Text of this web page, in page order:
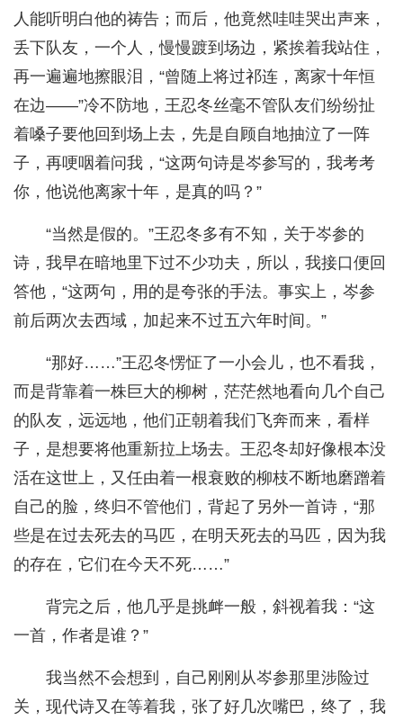
人能听明白他的祷告；而后，他竟然哇哇哭出声来，
丢下队友，一个人，慢慢踱到场边，紧挨着我站住，
再一遍遍地擦眼泪，“曾随上将过祁连，离家十年恒
在边——”冷不防地，王忍冬丝毫不管队友们纷纷扯
着嗓子要他回到场上去，先是自顾自地抽泣了一阵
子，再哽咽着问我，“这两句诗是岑参写的，我考考
你，他说他离家十年，是真的吗？”
“当然是假的。”王忍冬多有不知，关于岑参的
诗，我早在暗地里下过不少功夫，所以，我接口便回
答他，“这两句，用的是夸张的手法。事实上，岑参
前后两次去西域，加起来不过五六年时间。”
“那好……”王忍冬愣怔了一小会儿，也不看我，
而是背靠着一株巨大的柳树，茫茫然地看向几个自己
的队友，远远地，他们正朝着我们飞奔而来，看样
子，是想要将他重新拉上场去。王忍冬却好像根本没
活在这世上，又任由着一根衰败的柳枝不断地磨蹭着
自己的脸，终归不管他们，背起了另外一首诗，“那
些是在过去死去的马匹，在明天死去的马匹，因为我
的存在，它们在今天不死……”
背完之后，他几乎是挑衅一般，斜视着我：“这
一首，作者是谁？”
我当然不会想到，自己刚刚从岑参那里涉险过
关，现代诗又在等着我，张了好几次嘴巴，终了，我